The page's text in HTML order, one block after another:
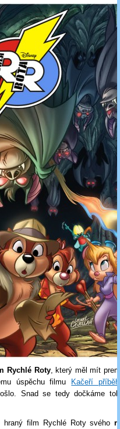
Rychlé Roty, který měl mít
úspěchu filmu Kačeří
Snad se tedy dočkáme
hraný film Rychlé Roty svého